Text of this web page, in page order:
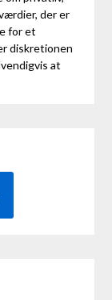
der er
for et
diskretionen
at